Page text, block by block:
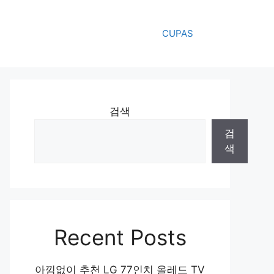
CUPAS
검색
검
색
Recent Posts
아낌없이 추천 LG 77인치 올레드 TV